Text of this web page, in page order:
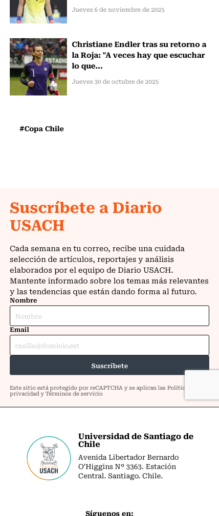
Jueves 6 de noviembre de 2025
Christiane Endler tras su retorno a
la Roja: "A veces hay que escuchar
lo que...
Jueves 30 de octubre de 2025
#Copa Chile
Universidad de Santiago de
Chile
Avenida Libertador Bernardo
O’Higgins Nº 3363. Estación
Central. Santiago. Chile.
Síguenos en: